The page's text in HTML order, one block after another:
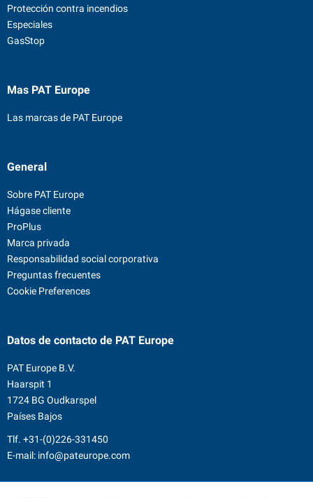
Protección contra incendios
Especiales
GasStop
Mas PAT Europe
Las marcas de PAT Europe
General
Sobre PAT Europe
Hágase cliente
ProPlus
Marca privada
Responsabilidad social corporativa
Preguntas frecuentes
Cookie Preferences
Datos de contacto de PAT Europe
PAT Europe B.V.
Haarspit 1
1724 BG Oudkarspel
Países Bajos
Tlf. +31-(0)226-331450
E-mail: info@pateurope.com